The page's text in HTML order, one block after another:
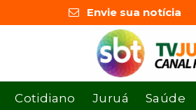
Envie sua notícia
Cotidiano Juruá Saúde